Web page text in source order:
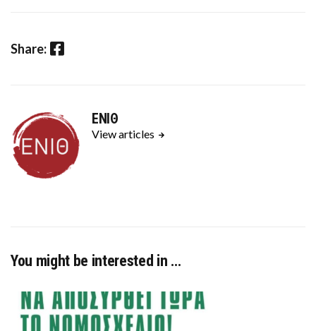
Share: Facebook
ΕΝΙΘ
View articles
You might be interested in …